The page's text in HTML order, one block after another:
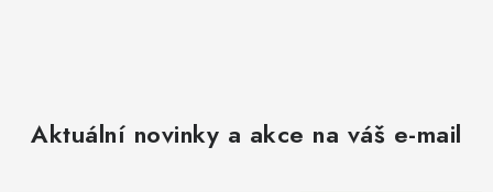
Aktuální novinky a akce na váš e-mail